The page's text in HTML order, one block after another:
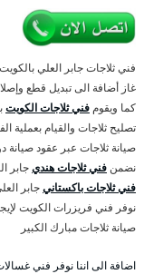
فني ثلاجات جابر العلي
غاز أضافة الى تبديل قطع
كما ويقوم فني ثلاجات الكويت
تصليح ثلاجات والقيام بعملية
صيانة ثلاجات عبر عقود صيانة
نضمن فني ثلاجات هنديجابر
فني ثلاجات باكستانيجابر
نوفر فني فريزرات الكويت
صيانة ثلاجات مبارك الكبير